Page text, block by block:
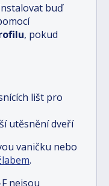
buď
, pokud
lišt pro
utěsnění dveří
vaničku nebo
.
nejsou